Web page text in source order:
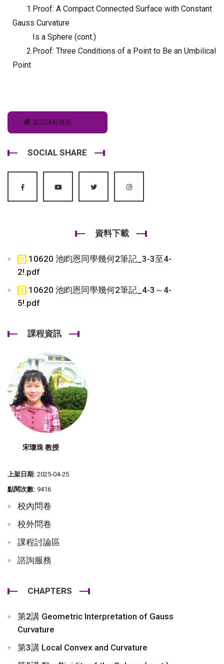
1.Proof: A Compact Connected Surface with Constant
Gauss Curvature
Is a Sphere (cont.)
2.Proof: Three Conditions of a Point to Be an Umbilical
Point
返回課程頁面
SOCIAL SHARE
資料下載
10620 池盷恩同學幾何2筆記_3-3至4-
2!.pdf
10620 池盷恩同學幾何2筆記_4-3～4-
5!.pdf
課程資訊
宋瓊珠 教授
上架日期: 2025-04-25
點閱次數: 9416
校內問卷
校外問卷
課程討論區
諮詢服務
CHAPTERS
第2講 Geometric Interpretation of Gauss
Curvature
第3講 Local Convex and Curvature